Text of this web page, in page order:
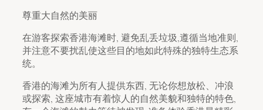
尊重大自然的美丽
在游客探索香港海滩时, 避免乱丢垃圾,遵循当地准则,
并注意不要扰乱使这些目的地如此特殊的独特生态系
统。
香港的海滩为所有人提供东西, 无论你想放松、冲浪
或探索, 这座城市有着惊人的自然美貌和独特的特色,